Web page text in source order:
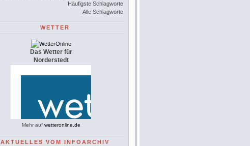
Häufigste Schlagworte
Alle Schlagworte
WETTER
Das Wetter für
Norderstedt
Mehr auf wetteronline.de
AKTUELLES VOM INFOARCHIV